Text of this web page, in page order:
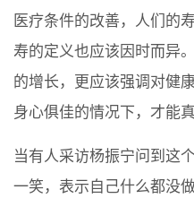
医疗条件的改善，人们的
寿的定义也应该因时而异
的增长，更应该强调对健
身心俱佳的情况下，才能
当有人采访杨振宁问到这
一笑，表示自己什么都没